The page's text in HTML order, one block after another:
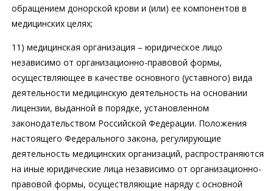
обращением донорской крови и (или) ее компонентов в
медицинских целях;
11) медицинская организация – юридическое лицо
независимо от организационно-правовой формы,
осуществляющее в качестве основного (уставного) вида
деятельности медицинскую деятельность на основании
лицензии, выданной в порядке, установленном
законодательством Российской Федерации. Положения
настоящего Федерального закона, регулирующие
деятельность медицинских организаций, распространяются
на иные юридические лица независимо от организационно-
правовой формы, осуществляющие наряду с основной